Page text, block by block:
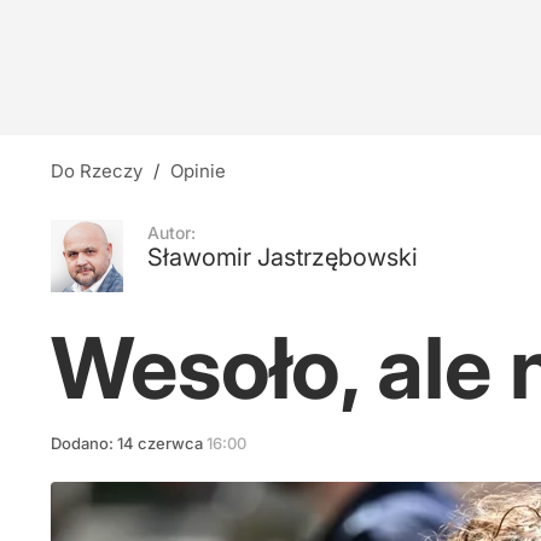
Sankcje na Rosję i Iran. Senat USA
2
21
Do Rzeczy / Opinie
Autor:
Sławomir Jastrzębowski
Wesoło,
Dodano: 14 czerwca16:00